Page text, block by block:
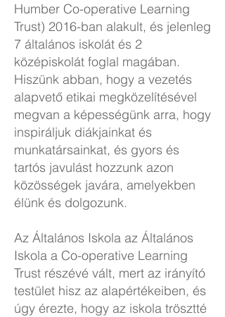
Humber Co-operative Learning
Trust) 2016-ban alakult, és jelenleg
7 általános iskolát és 2
középiskolát foglal magában.
Hiszünk abban, hogy a vezetés
alapvető etikai megközelítésével
megvan a képességünk arra, hogy
inspiráljuk diákjainkat és
munkatársainkat, és gyors és
tartós javulást hozzunk azon
közösségek javára, amelyekben
élünk és dolgozunk.
Az Általános Iskola az Általános
Iskola a Co-operative Learning
Trust részévé vált, mert az irányító
testület hisz az alapértékeiben, és
úgy érezte, hogy az iskola trösztté